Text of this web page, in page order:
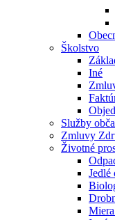
Školstvo
Iné
Služby
Zmluvy
Životné
Jedlé